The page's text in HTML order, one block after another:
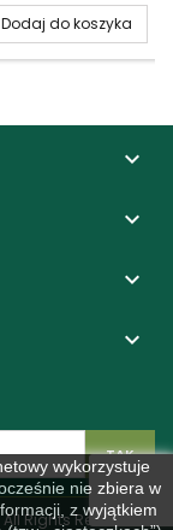
Dodaj do koszyka




wykorzystuje
nie zbiera w
z wyjątkiem
Rights Reserved.